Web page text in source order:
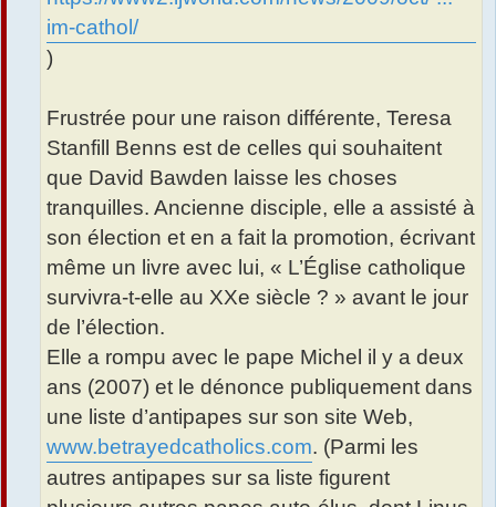
im-cathol/
)
Frustrée pour une raison différente, Teresa
Stanfill Benns est de celles qui souhaitent
que David Bawden laisse les choses
tranquilles. Ancienne disciple, elle a assisté à
son élection et en a fait la promotion, écrivant
même un livre avec lui, « L’Église catholique
survivra-t-elle au XXe siècle ? » avant le jour
de l’élection.
Elle a rompu avec le pape Michel il y a deux
ans (2007) et le dénonce publiquement dans
une liste d’antipapes sur son site Web,
www.betrayedcatholics.com. (Parmi les
autres antipapes sur sa liste figurent